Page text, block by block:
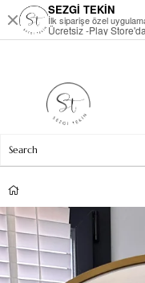
SEZGİ TEKİN
İlk siparişe özel
Ücretsiz -Play Store'da